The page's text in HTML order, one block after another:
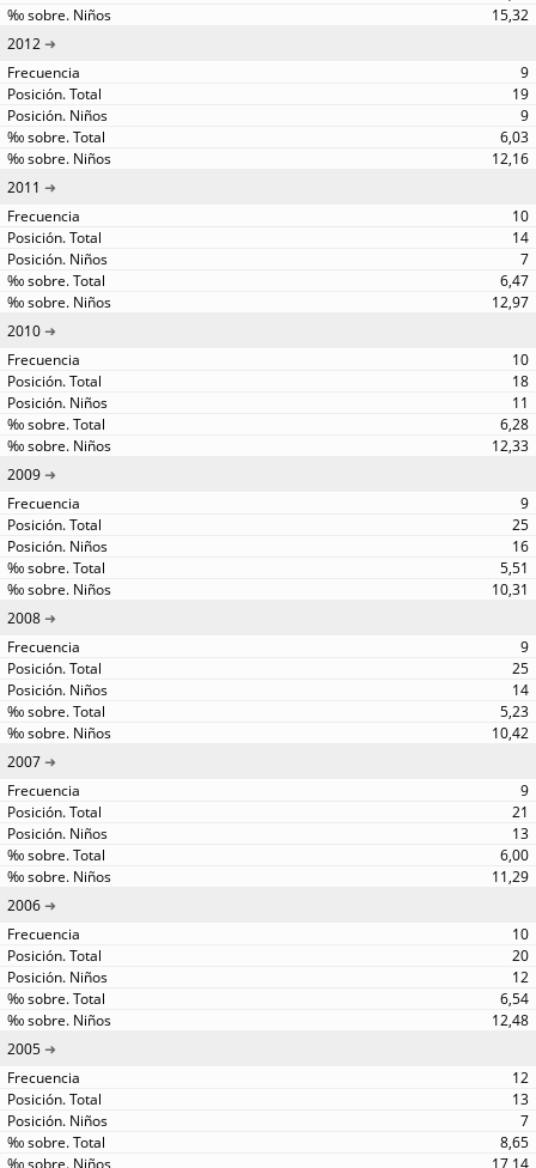
15,32
2012
9
19
9
6,03
12,16
2011
10
14
7
6,47
12,97
2010
10
18
11
6,28
12,33
2009
9
25
16
5,51
10,31
2008
9
25
14
5,23
10,42
2007
9
21
13
6,00
11,29
2006
10
20
12
6,54
12,48
2005
12
13
7
8,65
17,14